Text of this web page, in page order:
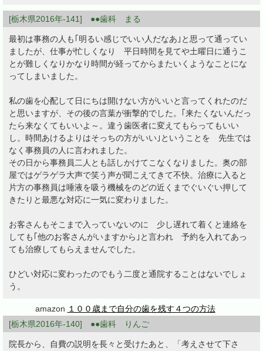
[栃木県2016年-141] ●●歯科 まる
最初は事務の人も｢明るい感じでいい人だなあ｣と思って通ってい
ましたが、仕事が忙しくなり 平日時間を見てや土曜日に通うこ
とが難しくなりかなり時間が経ってからまたいくようなことにな
ってしまいました。
私の歯を心配して日にちは開けない方がいいと言ってくれたのだ
と思いますが、その後の言葉が衝撃的でした。｢来たくないんだっ
たら来なくてもいいよ～。違う歯医者に変えてもらってもいい
し。時間あけるよりはそっちの方がいい｣ということを 先生では
なく事務員の人に言われました。
その日から事務員二人とも話しかけてこなくなりました。奥の部
屋ではゲラゲラ大声で笑う声が聞こえてきて不快。治療に入ると
片方の事務員は唾液を吸う機械をのどの近くまでぐいぐい押して
きたりと最悪な対応に一気に変わりました。
お客さんもそこまで入っていないのに 少し遅れて着くと連絡を
しても｢他のお客さんがいますから｣と言われ 予約を入れてあっ
ても治療してもらえませんでした。
ひどい対応に変わったのでもう二度と通院することはないでしょ
う。
amazon １００歳まで自分の歯を残す４つの方法
[栃木県2016年-140] ●●歯科 りんご
院長から、自費の説明を長々と受けたあと、「考えさせて下さ